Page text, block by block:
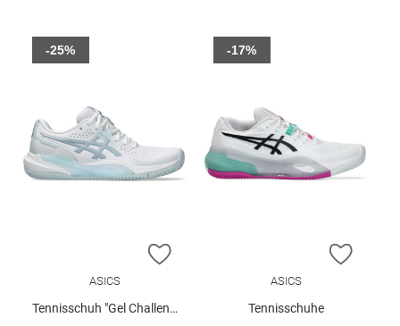
ZUR WUNSCHLISTE HINZUFÜGEN
ASICS
Tennisschuh "Gel Challenger 15"
-25%
ZUR
ASICS
Tennisschuhe
-17%